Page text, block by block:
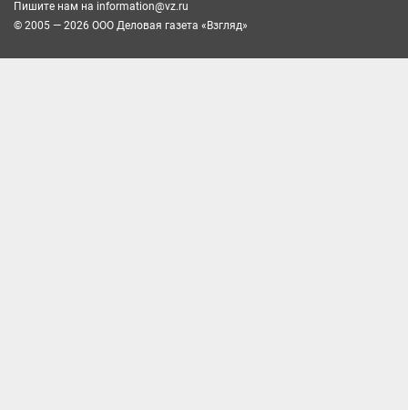
Пишите нам на information@vz.ru
© 2005 — 2026 ООО Деловая газета «Взгляд»